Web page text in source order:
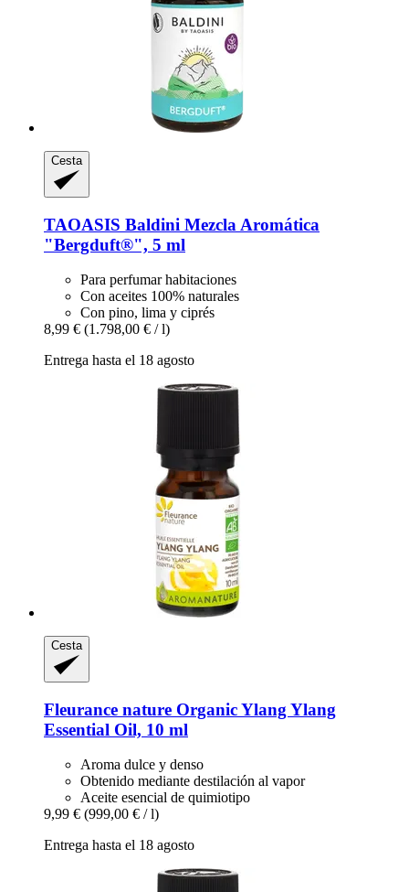
Cesta
TAOASIS Baldini Mezcla Aromática
"Bergduft®", 5 ml
Para perfumar habitaciones
Con aceites 100% naturales
Con pino, lima y ciprés
8,99 € (1.798,00 € / l)
Entrega hasta el 18 agosto
Cesta
Fleurance nature Organic Ylang Ylang
Essential Oil, 10 ml
Aroma dulce y denso
Obtenido mediante destilación al vapor
Aceite esencial de quimiotipo
9,99 € (999,00 € / l)
Entrega hasta el 18 agosto